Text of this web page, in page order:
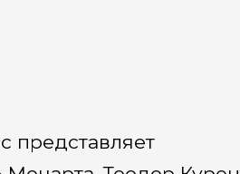
представляет